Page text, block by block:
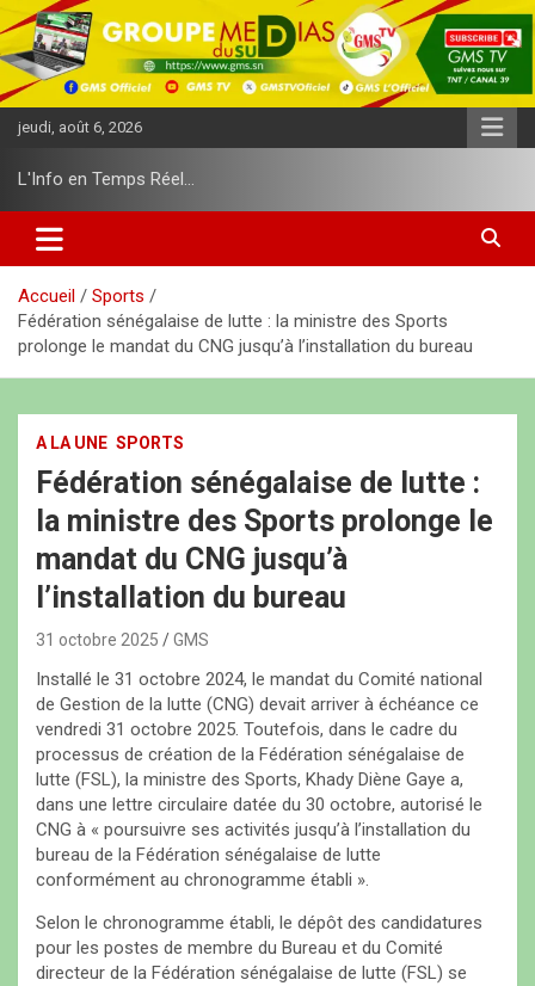
l
l
e
r
o
t
jeudi, août 6, 2026
L'Info en Temps Réel…
Accueil
Sports
Fédération sénégalaise de lutte : la ministre des Sports
prolonge le mandat du CNG jusqu’à l’installation du bureau
A LA UNE SPORTS
Fédération sénégalaise de lutte :
la ministre des Sports prolonge le
mandat du CNG jusqu’à
l’installation du bureau
31 octobre 2025 GMS
Installé le 31 octobre 2024, le mandat du Comité national
de Gestion de la lutte (CNG) devait arriver à échéance ce
vendredi 31 octobre 2025. Toutefois, dans le cadre du
processus de création de la Fédération sénégalaise de
lutte (FSL), la ministre des Sports, Khady Diène Gaye a,
dans une lettre circulaire datée du 30 octobre, autorisé le
CNG à « poursuivre ses activités jusqu’à l’installation du
bureau de la Fédération sénégalaise de lutte
conformément au chronogramme établi ».
Selon le chronogramme établi, le dépôt des candidatures
pour les postes de membre du Bureau et du Comité
directeur de la Fédération sénégalaise de lutte (FSL) se